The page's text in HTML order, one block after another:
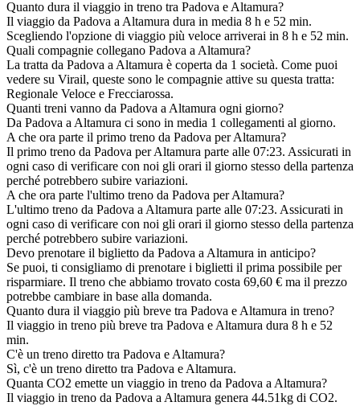
Quanto dura il viaggio in treno tra Padova e Altamura?
Il viaggio da Padova a Altamura dura in media 8 h e 52 min.
Scegliendo l'opzione di viaggio più veloce arriverai in 8 h e 52 min.
Quali compagnie collegano Padova a Altamura?
La tratta da Padova a Altamura è coperta da 1 società. Come puoi
vedere su Virail, queste sono le compagnie attive su questa tratta:
Regionale Veloce e Frecciarossa.
Quanti treni vanno da Padova a Altamura ogni giorno?
Da Padova a Altamura ci sono in media 1 collegamenti al giorno.
A che ora parte il primo treno da Padova per Altamura?
Il primo treno da Padova per Altamura parte alle 07:23. Assicurati in
ogni caso di verificare con noi gli orari il giorno stesso della partenza
perché potrebbero subire variazioni.
A che ora parte l'ultimo treno da Padova per Altamura?
L'ultimo treno da Padova a Altamura parte alle 07:23. Assicurati in
ogni caso di verificare con noi gli orari il giorno stesso della partenza
perché potrebbero subire variazioni.
Devo prenotare il biglietto da Padova a Altamura in anticipo?
Se puoi, ti consigliamo di prenotare i biglietti il prima possibile per
risparmiare. Il treno che abbiamo trovato costa 69,60 € ma il prezzo
potrebbe cambiare in base alla domanda.
Quanto dura il viaggio più breve tra Padova e Altamura in treno?
Il viaggio in treno più breve tra Padova e Altamura dura 8 h e 52
min.
C'è un treno diretto tra Padova e Altamura?
Sì, c'è un treno diretto tra Padova e Altamura.
Quanta CO2 emette un viaggio in treno da Padova a Altamura?
Il viaggio in treno da Padova a Altamura genera 44.51kg di CO2.